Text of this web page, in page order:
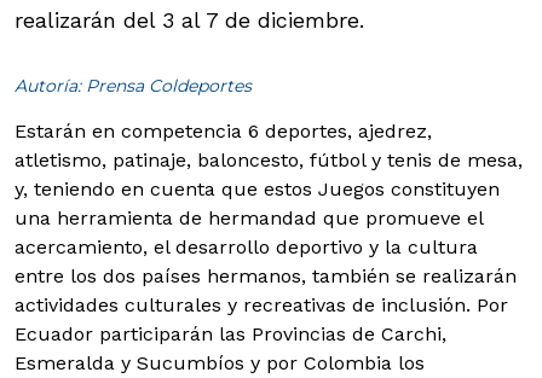
realizarán del 3 al 7 de diciembre.
Autoría: Prensa Coldeportes
Estarán en competencia 6 deportes, ajedrez,
atletismo, patinaje, baloncesto, fútbol y tenis de mesa,
y, teniendo en cuenta que estos Juegos constituyen
una herramienta de hermandad que promueve el
acercamiento, el desarrollo deportivo y la cultura
entre los dos países hermanos, también se realizarán
actividades culturales y recreativas de inclusión. Por
Ecuador participarán las Provincias de Carchi,
Esmeralda y Sucumbíos y por Colombia los